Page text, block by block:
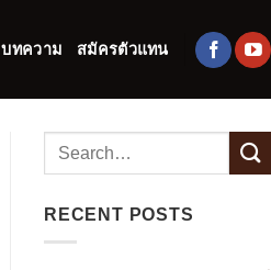
บทความ สมัครตัวแทน
RECENT POSTS